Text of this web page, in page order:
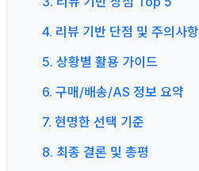
4. 리뷰 기반 단점 및 주의사항
5. 상황별 활용 가이드
6. 구매/배송/AS 정보 요약
7. 현명한 선택 기준
8. 최종 결론 및 총평